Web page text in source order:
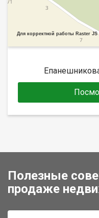
Для корректной работы Raster
Полезные
продаже